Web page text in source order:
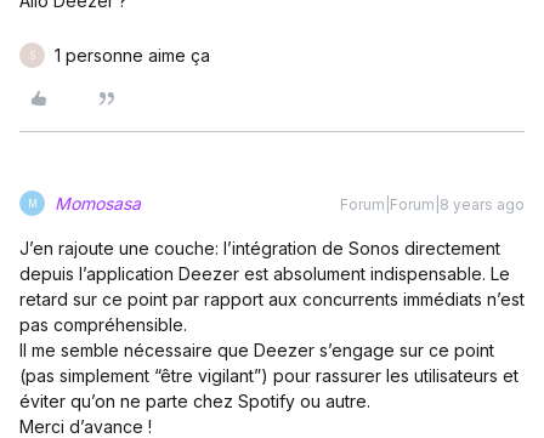
S 1 personne aime ça
M Momosasa Forum|Forum|8 years ago
J’en rajoute une couche: l’intégration de Sonos directement
depuis l’application Deezer est absolument indispensable. Le
retard sur ce point par rapport aux concurrents immédiats n’est
pas compréhensible.
Il me semble nécessaire que Deezer s’engage sur ce point
(pas simplement “être vigilant”) pour rassurer les utilisateurs et
éviter qu’on ne parte chez Spotify ou autre.
Merci d’avance !